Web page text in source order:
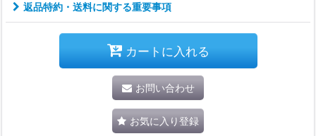
返品特約・送料に関する重要事項
カートに入れる
お問い合わせ
お気に入り登録